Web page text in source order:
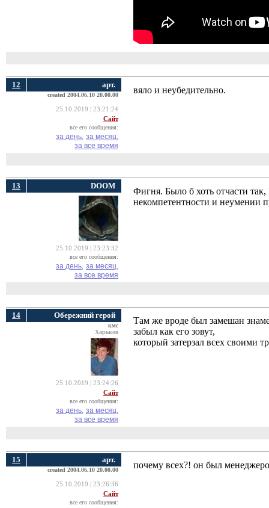
12 арт.
created 2004.06.10 20.00.00
25.10.2019 | 23:21:24
Сайт
все его сообщения:
за день, за месяц,
за все время
вяло и неубедительно.
13 DOOM
25.10.2019 | 23:23:32
все его сообщения:
за день, за месяц,
за все время
Фигня. Было б хоть отчасти
некомпетентности и неумении
14 Обережний герой
кмс
Харьков
25.10.2019 | 23:24:26
Сайт
все его сообщения:
за день, за месяц,
за все время
Там же вроде был замешан
забыл как его зовут,
который затерзал всех своими
15 арт.
created 2004.06.10 20.00.00
25.10.2019 | 23:26:36
Сайт
все его сообщения:
почему всех?! он был